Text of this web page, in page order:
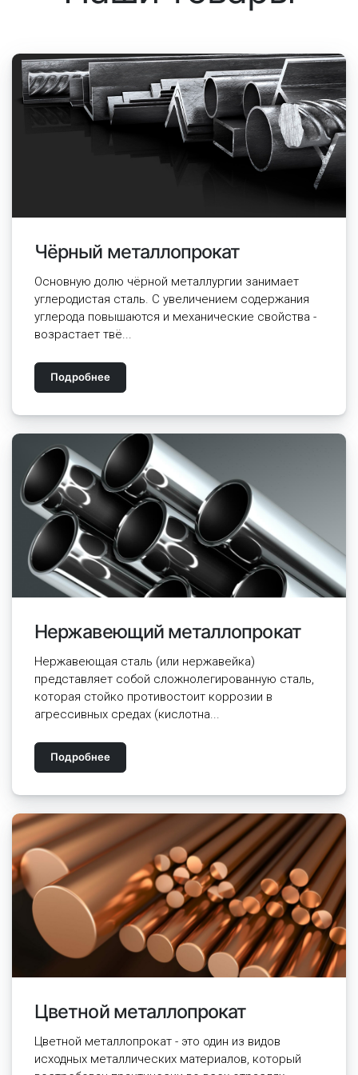
Чёрный металлопрокат
Основную долю чёрной металлургии занимает
углеродистая сталь. С увеличением содержания
углерода повышаются и механические свойства -
возрастает твё...
Подробнее
Нержавеющий металлопрокат
Нержавеющая сталь (или нержавейка)
представляет собой сложнолегированную сталь,
которая стойко противостоит коррозии в
агрессивных средах (кислотна...
Подробнее
Цветной металлопрокат
Цветной металлопрокат - это один из видов
исходных металлических материалов, который